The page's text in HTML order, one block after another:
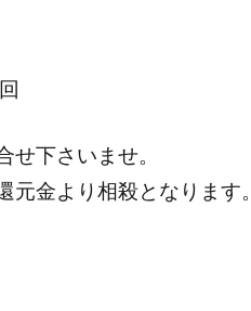
下さいませ。
金より相殺となります。